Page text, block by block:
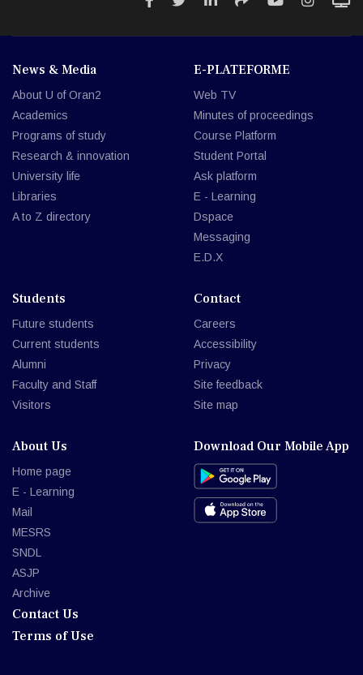
News & Media
About U of Oran2
Academics
Programs of study
Research & innovation
University life
Libraries
A to Z directory
E-PLATEFORME
Web TV
Minutes of proceedings
Course Platform
Student Portal
Ask platform
E - Learning
Dspace
Messaging
E.D.X
Students
Future students
Current students
Alumni
Faculty and Staff
Visitors
Contact
Careers
Accessibility
Privacy
Site feedback
Site map
About Us
Home page
E - Learning
Mail
MESRS
SNDL
ASJP
Archive
Contact Us
Terms of Use
Download Our Mobile App